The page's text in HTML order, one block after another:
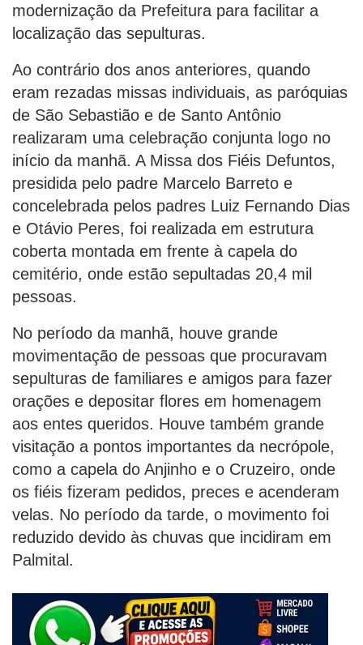
modernização da Prefeitura para facilitar a
localização das sepulturas.
Ao contrário dos anos anteriores, quando
eram rezadas missas individuais, as paróquias
de São Sebastião e de Santo Antônio
realizaram uma celebração conjunta logo no
início da manhã. A Missa dos Fiéis Defuntos,
presidida pelo padre Marcelo Barreto e
concelebrada pelos padres Luiz Fernando Dias
e Otávio Peres, foi realizada em estrutura
coberta montada em frente à capela do
cemitério, onde estão sepultadas 20,4 mil
pessoas.
No período da manhã, houve grande
movimentação de pessoas que procuravam
sepulturas de familiares e amigos para fazer
orações e depositar flores em homenagem
aos entes queridos. Houve também grande
visitação a pontos importantes da necrópole,
como a capela do Anjinho e o Cruzeiro, onde
os fiéis fizeram pedidos, preces e acenderam
velas. No período da tarde, o movimento foi
reduzido devido às chuvas que incidiram em
Palmital.